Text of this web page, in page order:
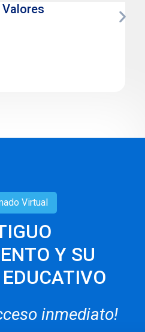
Virtual
Y SU
inmediato!